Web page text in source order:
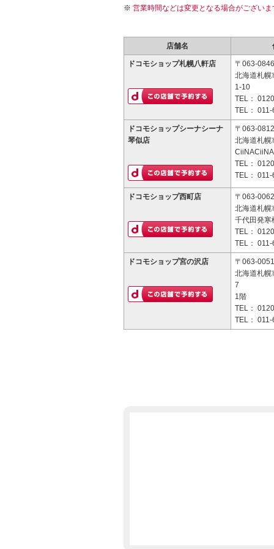
営業時間などは変更となる場合がござい
店舗名
ドコモショップ札幌八軒店
〒063-0846
北海道札幌
1-10
TEL：
TEL：
ドコモショップシーナシーナ
琴似店
〒063-0812
北海道札幌
TEL：
TEL：
ドコモショップ西町店
〒063-0062
北海道札幌
千代田発寒
TEL：
TEL：
ドコモショップ宮の沢店
〒063-0051
北海道札幌
7
1階
TEL：
TEL：